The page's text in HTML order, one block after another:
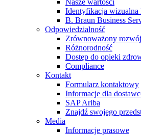
Identyfikacja wizualna
B. Braun Business
Odpowiedzialność
Zrównoważony rozwój
Różnorodność
Dostęp do opieki
Compliance
Kontakt
Formularz kontaktowy
Informacje dla
SAP Ariba
Znajdź swojego
Media
Informacje prasowe